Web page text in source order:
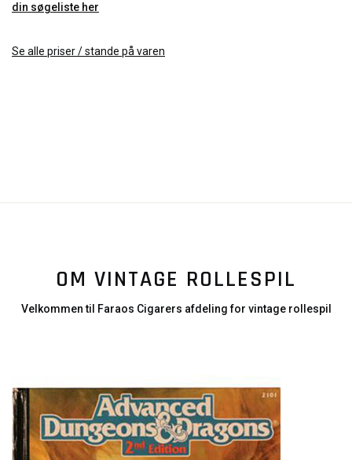
din søgeliste her
Se alle priser / stande på varen
OM VINTAGE ROLLESPIL
Velkommen til Faraos Cigarers afdeling for vintage rollespil